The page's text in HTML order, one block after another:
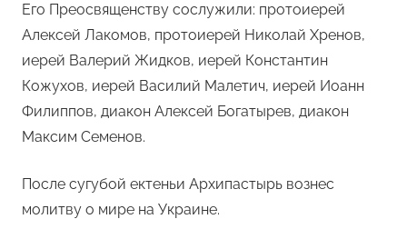
Его Преосвященству сослужили: протоиерей
Алексей Лакомов, протоиерей Николай Хренов,
иерей Валерий Жидков, иерей Константин
Кожухов, иерей Василий Малетич, иерей Иоанн
Филиппов, диакон Алексей Богатырев, диакон
Максим Семенов.
После сугубой ектеньи Архипастырь вознес
молитву о мире на Украине.